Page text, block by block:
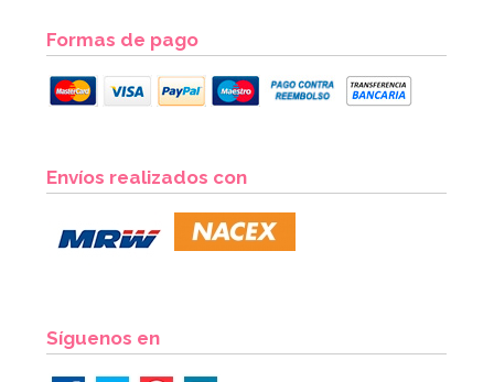
Formas de pago
Envíos realizados con
Síguenos en